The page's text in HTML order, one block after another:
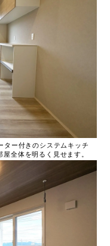
ター付きのシステムキッチ
全体を明るく見せます。